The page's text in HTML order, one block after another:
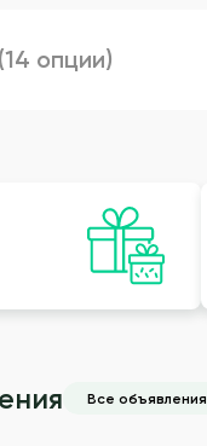
(14 опции)
Все объявления